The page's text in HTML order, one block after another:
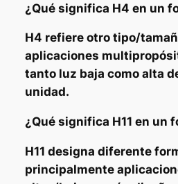
¿Qué significa H4 en un
H4 refiere otro tipo/
aplicaciones
tanto luz baja como alta
unidad.
¿Qué significa H11 en un
H11 designa diferente
principalmente